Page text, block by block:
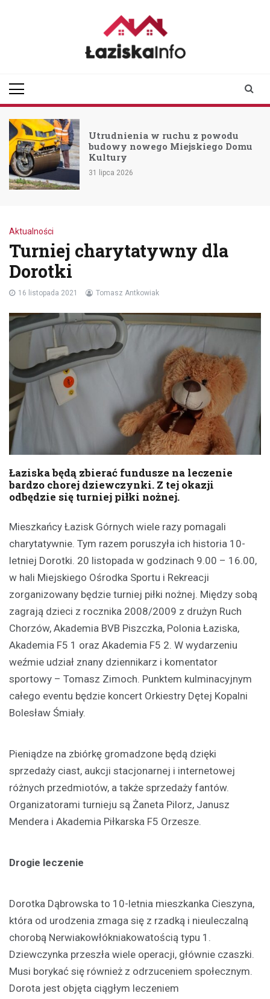
Utrudnienia w ruchu z powodu
budowy nowego Miejskiego Domu
Kultury
31 lipca 2026
Aktualności
Turniej charytatywny dla
Dorotki
16 listopada 2021 Tomasz Antkowiak
Łaziska będą zbierać fundusze na leczenie
bardzo chorej dziewczynki. Z tej okazji
odbędzie się turniej piłki nożnej.
Mieszkańcy Łazisk Górnych wiele razy pomagali
charytatywnie. Tym razem poruszyła ich historia 10-
letniej Dorotki. 20 listopada w godzinach 9.00 – 16.00,
w hali Miejskiego Ośrodka Sportu i Rekreacji
zorganizowany będzie turniej piłki nożnej. Między sobą
zagrają dzieci z rocznika 2008/2009 z drużyn Ruch
Chorzów, Akademia BVB Piszczka, Polonia Łaziska,
Akademia F5 1 oraz Akademia F5 2. W wydarzeniu
weźmie udział znany dziennikarz i komentator
sportowy – Tomasz Zimoch. Punktem kulminacyjnym
całego eventu będzie koncert Orkiestry Dętej Kopalni
Bolesław Śmiały.
Pieniądze na zbiórkę gromadzone będą dzięki
sprzedaży ciast, aukcji stacjonarnej i internetowej
różnych przedmiotów, a także sprzedaży fantów.
Organizatorami turnieju są Żaneta Pilorz, Janusz
Mendera i Akademia Piłkarska F5 Orzesze.
Drogie leczenie
Dorotka Dąbrowska to 10-letnia mieszkanka Cieszyna,
która od urodzenia zmaga się z rzadką i nieuleczalną
chorobą Nerwiakowłókniakowatością typu 1.
Dziewczynka przeszła wiele operacji, głównie czaszki.
Musi borykać się również z odrzuceniem społecznym.
Dorota jest objęta ciągłym leczeniem